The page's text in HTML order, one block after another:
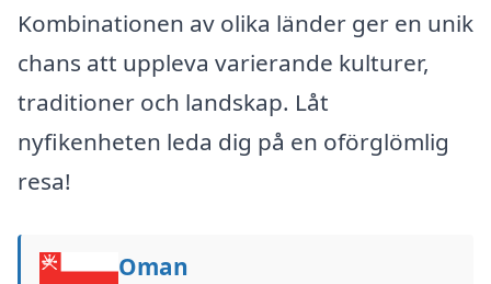
Kombinationen av olika länder ger en unik
chans att uppleva varierande kulturer,
traditioner och landskap. Låt
nyfikenheten leda dig på en oförglömlig
resa!
Oman